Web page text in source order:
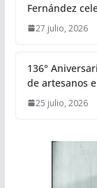
Fernández
27 julio, 2026
136°
de artesanos
25 julio, 2026